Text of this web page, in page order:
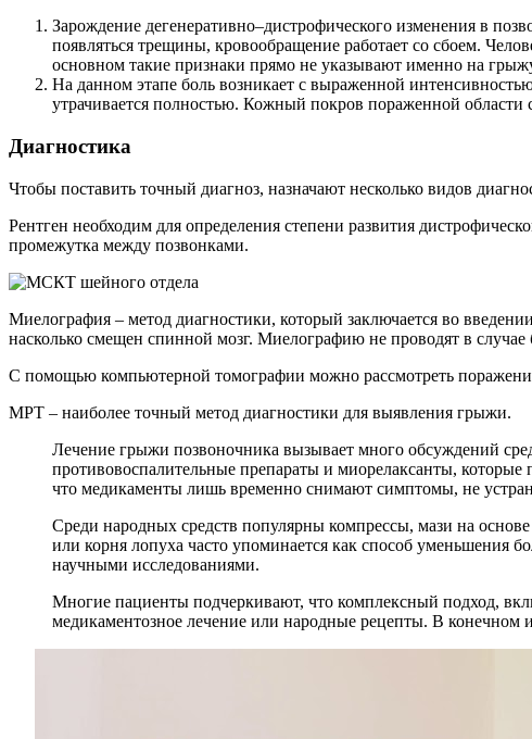
Зарождение дегенеративно–дистрофического изменения в
появляться трещины, кровообращение работает со сбоем.
основном такие признаки прямо не указывают именно на
На данном этапе боль возникает с выраженной
утрачивается полностью. Кожный покров пораженной области
Диагностика
Чтобы поставить точный диагноз, назначают несколько видов
Рентген необходим для определения степени развития
промежутка между позвонками.
Миелография – метод диагностики, который заключается во
насколько смещен спинной мозг. Миелографию не проводят в
С помощью компьютерной томографии можно рассмотреть
МРТ – наиболее точный метод диагностики для выявления грыжи.
Лечение грыжи позвоночника вызывает много обсуждений
противовоспалительные препараты и миорелаксанты,
что медикаменты лишь временно снимают симптомы, не
Среди народных средств популярны компрессы, мази на
или корня лопуха часто упоминается как способ уменьшения
научными исследованиями.
Многие пациенты подчеркивают, что комплексный подход,
медикаментозное лечение или народные рецепты. В конечном